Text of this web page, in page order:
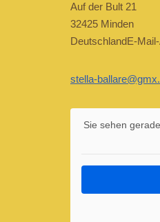
Auf der Bult 21
32425 Minden
DeutschlandE-
stella-
Sie sehen